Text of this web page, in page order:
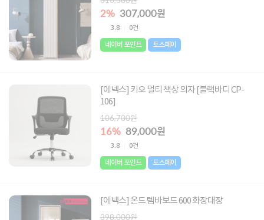
2% 307,000원
3.8 0건
네이버 포인트 토스페이
[에넥스] 키오 멀티 책상 의자 [블랙바디 CP-
106]
106,700원
16% 89,000원
3.8 0건
네이버 포인트 토스페이
[에넥스] 온드 템바보드 600 화장대장
398,000원